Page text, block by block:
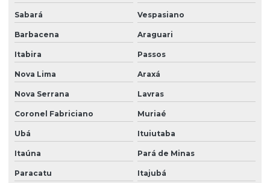
Onde comprar filtro abrandador
Onde comprar filtro para ferro e manganês
Orçamento de filtro para água com ferro
Orçamento de sistema abrandador
Orçamento de sistema de filtragem automático
Osmose reversa
Sabará Vespasiano
Barbacena Araguari
Itabira Passos
Nova Lima Araxá
Nova Serrana Lavras
Coronel Fabriciano Muriaé
Ubá Ituiutaba
Itaúna Pará de Minas
Paracatu Itajubá